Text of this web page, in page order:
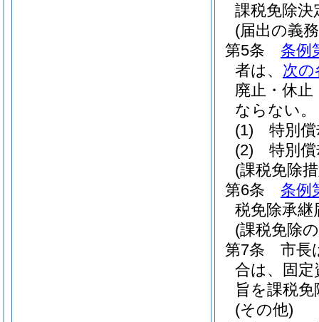
課税免除決
(届出の義
第5条
条例
者は、 次の
廃止・休止
ならない。
(1)
特別
(2)
特別
(課税免除
第6条
条例
税免除承継
(課税免除
第7条
市長
合は、固定
旨を課税
(その他)